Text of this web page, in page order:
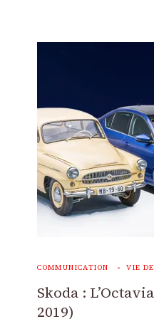
COMMUNICATION VIE
Skoda :
2019)